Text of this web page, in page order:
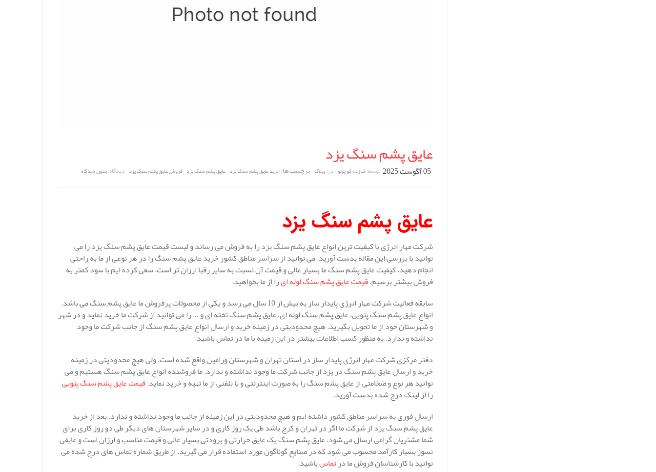
عایق پشم سنگ یزد
05 آگوست 2025 توسط:شازده کوچولو در:وبلاگ برچسب ها:خرید عایق پشم سنگ یزد ,عایق پشم سنگ یزد ,فروش عایق پشم سنگ یزد دیدگاه:بدون دیدگاه
عایق پشم سنگ یزد
شرکت مهار انرژی با کیفیت ترین انواع عایق پشم سنگ یزد را به فروش می رساند و لیست قیمت عایق پشم سنگ یزد را می
توانید با بررسی این مقاله بدست آورید. می توانید از سراسر مناطق کشور خرید عایق پشم سنگ را در هر نوعی از ما به راحتی
انجام دهید. کیفیت عایق پشم سنگ ما بسیار عالی و قیمت آن نسبت به سایر رقبا ارزان تر است. سعی کرده ایم با سود کمتر به
فروش بیشتر برسیم.قیمت عایق پشم سنگ لوله ایرا از ما بخواهید.
سابقه فعالیت شرکت مهار انرژی پایدار ساز به بیش از 10 سال می رسد و یکی از محصولات پرفروش ما عایق پشم سنگ می باشد.
انواع عایق پشم سنگ پتویی، عایق پشم سنگ لوله ای، عایق پشم سنگ تخته ای و … را می توانید از شرکت ما خرید نماید و در شهر
و شهرستان خود از ما تحویل بگیرید. هیچ محدودیتی در زمینه خرید و ارسال انواع عایق پشم سنگ از جانب شرکت ما وجود
نداشته و ندارد. به منظور کسب اطلاعات بیشتر در این زمینه با ما در تماس باشید.
دفتر مرکزی شرکت مهار انرژی پایدار ساز در استان تهران و شهرستان ورامین واقع شده است. ولی هیچ محدودیتی در زمینه
خرید و ارسال عایق پشم سنگ در یزد از جانب شرکت ما وجود نداشته و ندارد. ما فروشنده انواع عایق پشم سنگ هستیم و می
توانید هر نوع و ضخامتی از عایق پشم سنگ را به صورت اینترنتی و یا تلفنی از ما تهیه و خرید نماید.قیمت عایق پشم سنگ پتویی
را از لینک درج شده بدست آورید.
ارسال فوری به سراسر مناطق کشور داشته ایم و هیچ محدودیتی در این زمینه از جانب ما وجود نداشته و ندارد. بعد از خرید
عایق پشم سنگ یزد از شرکت ما اگر در تهران و کرج باشد طی یک روز کاری و در سایر شهرستان های دیگر طی دو روز کاری برای
شما مشتریان گرامی ارسال می شود. عایق پشم سنگ یک عایق حرارتی و برودتی بسیار عالی و قیمت مناسب و ارزان است و عایقی
نسوز بسیار کارآمد محسوب می شود که در صنایع گوناگون مورد استفاده قرار می گیرید. از طریق شماره تماس های درج شده می
توانید با کارشناسان فروش ما درتماسباشید.